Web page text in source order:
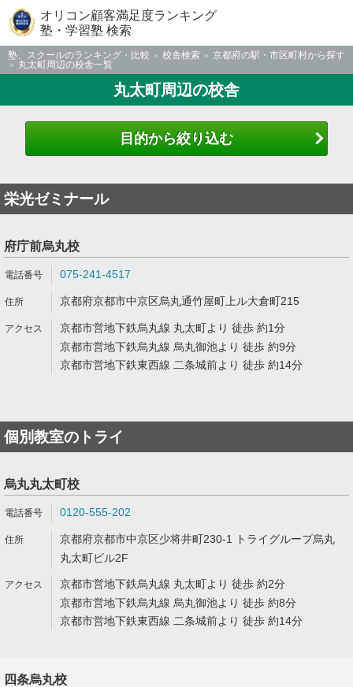
オリコン顧客満足度ランキング
塾・学習塾 検索
塾、スクールのランキング・比較 校舎検索
京都府の駅・市区町村から探す
丸太町周辺の校舎一覧
丸太町周辺の校舎
目的から絞り込む
栄光ゼミナール
府庁前烏丸校
075-241-4517
京都府京都市中京区烏丸通竹屋町上ル大倉町215
京都市営地下鉄烏丸線 丸太町より 徒歩 約1分
京都市営地下鉄烏丸線 烏丸御池より 徒歩 約9分
京都市営地下鉄東西線 二条城前より 徒歩 約14分
個別教室のトライ
烏丸丸太町校
0120-555-202
京都府京都市中京区少将井町230-1 トライグループ烏丸
丸太町ビル2F
京都市営地下鉄烏丸線 丸太町より 徒歩 約2分
京都市営地下鉄烏丸線 烏丸御池より 徒歩 約8分
京都市営地下鉄東西線 二条城前より 徒歩 約14分
四条烏丸校